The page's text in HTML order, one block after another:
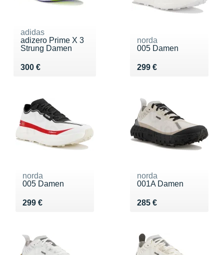
adidas
adizero Prime X 3
Strung Damen
300 €
Vendu 300 €
norda
005 Damen
299 €
Vendu 299 €
norda
005 Damen
299 €
Vendu 299 €
norda
001A Damen
285 €
Vendu 285 €